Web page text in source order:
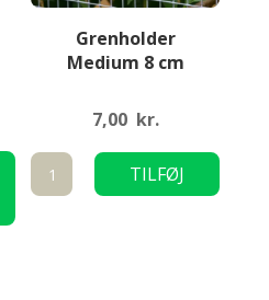
Dette
Grenholder
Medium 8 cm
7,00 kr.
Grenholder
Medium
TILFØJ
TIL KURV